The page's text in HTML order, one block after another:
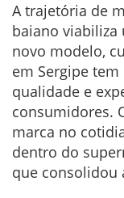
A trajetória de
baiano viabiliza
novo modelo,
em Sergipe
qualidade e
consumidores.
marca no
dentro do
que consolidou